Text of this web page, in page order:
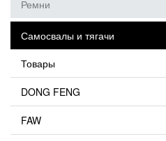
Ремни
Самосвалы и тягачи
Товары
DONG FENG
FAW